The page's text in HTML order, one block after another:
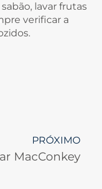
lavar frutas
verificar a
PRÓXIMO
MacConkey